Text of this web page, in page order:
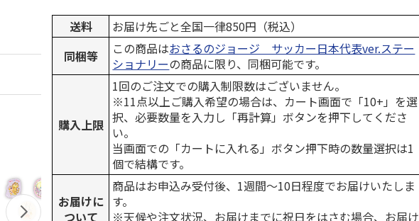
送料
お届け先ごと全国一律850円（税込）
同梱等
この商品はおさるのジョージ サッカー日本代表ver.ステー
ショナリーの商品に限り、同梱可能です。
購入上限
1回のご注文での購入制限数はございません。
※11点以上ご購入希望の場合は、カート画面で「10+」を選
択、必要数量を入力し「再計算」ボタンを押下してくださ
い。
当画面での「カートに入れる」ボタン押下時の数量選択は1
個で結構です。
お届けに
ついて
商品はお申込み受付後、1週間～10日程度でお届けいたしま
す。
※天候や注文状況、お届けまでに祝日をはさむ場合、お届け